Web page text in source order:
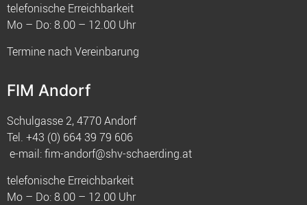
telefonische Erreichbarkeit
Mo – Do: 8.00 – 12.00 Uhr
Termine nach Vereinbarung
FIM Andorf
Schulgasse 2, 4770 Andorf
Tel. +43 (0) 664 39 79 606
e-mail:fim-andorf@shv-schaerding.at
telefonische Erreichbarkeit
Mo – Do: 8.00 – 12.00 Uhr